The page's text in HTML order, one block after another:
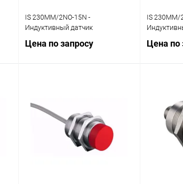
IS 230MM/2NO-15N -
Индуктивный датчик
Цена по запросу
Купить в 1 клик
В избранное
Наличие
уточняйте
IS 230MM/
Цена по
Купить
В